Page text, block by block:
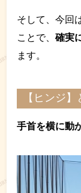
そして、今回
ことで、確実
ます。
【ヒンジ】
手首を横に動